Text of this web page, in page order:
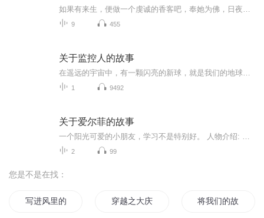
9 455
关于监控人的故事
1 9492
关于爱尔菲的故事
2 99
您是不是在找：
写进风里的故事 穿越之大庆帝国 将我们的故事写